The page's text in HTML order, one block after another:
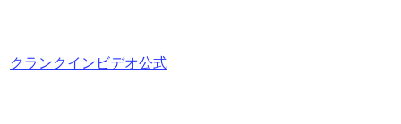
クランクインビデオ公式